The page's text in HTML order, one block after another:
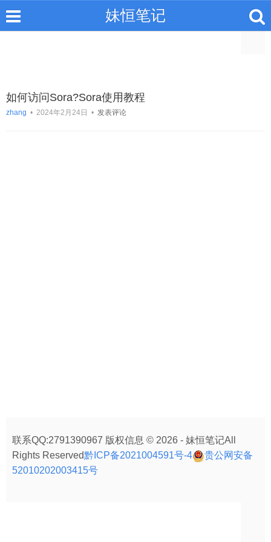
妹恒笔记
如何访问Sora?Sora使用教程
zhang • 2024年2月24日 • 发表评论
联系QQ:2791390967 版权信息 © 2026 - 妹恒笔记All
Rights Reserved黔ICP备2021004591号-4
贵公网安备
52010202003415号